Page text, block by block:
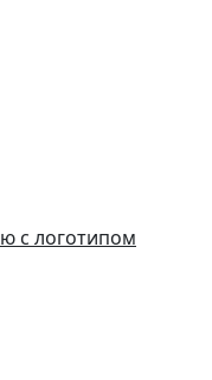
с логотипом